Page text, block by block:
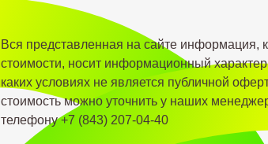
Вся представленная на сайте информация,
стоимости, носит информационный
каких условиях не является публичной
стоимость можно уточнить у наших
телефону +7 (843) 207-04-40